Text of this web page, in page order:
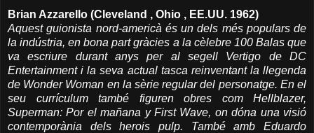
Brian Azzarello (Cleveland , Ohio , EE.UU. 1962)
Aquest guionista nord-americà és un dels més populars de
la indústria, en bona part gràcies a la cèlebre 100 Balas que
va escriure durant anys per al segell Vertigo de DC
Entertainment i la seva actual tasca reinventant la llegenda
de Wonder Woman en la sèrie regular del personatge. En el
seu currículum també figuren obres com Hellblazer,
Superman: Por el mañana y First Wave, on dóna una visió
contemporània dels herois pulp. També amb Eduardo